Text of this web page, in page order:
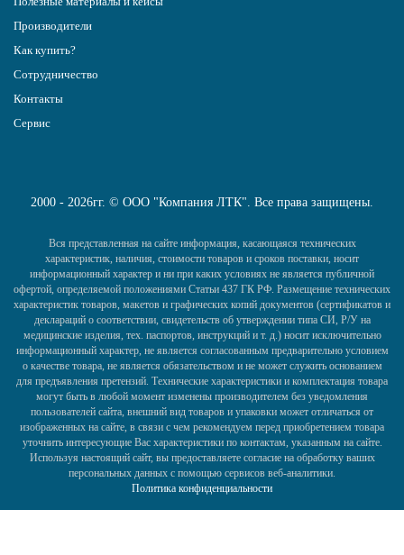
Производители
Как купить?
Сотрудничество
Контакты
Сервис
2000 - 2026гг. © ООО "Компания ЛТК". Все права защищены.
Вся представленная на сайте информация, касающаяся технических
характеристик, наличия, стоимости товаров и сроков поставки, носит
информационный характер и ни при каких условиях не является публичной
офертой, определяемой положениями Статьи 437 ГК РФ. Размещение технических
характеристик товаров, макетов и графических копий документов (сертификатов и
деклараций о соответствии, свидетельств об утверждении типа СИ, Р/У на
медицинские изделия, тех. паспортов, инструкций и т. д.) носит исключительно
информационный характер, не является согласованным предварительно условием
о качестве товара, не является обязательством и не может служить основанием
для предъявления претензий. Технические характеристики и комплектация товара
могут быть в любой момент изменены производителем без уведомления
пользователей сайта, внешний вид товаров и упаковки может отличаться от
изображенных на сайте, в связи с чем рекомендуем перед приобретением товара
уточнить интересующие Вас характеристики по контактам, указанным на сайте.
Используя настоящий сайт, вы предоставляете согласие на обработку ваших
персональных данных с помощью сервисов веб-аналитики.
Политика конфиденциальности